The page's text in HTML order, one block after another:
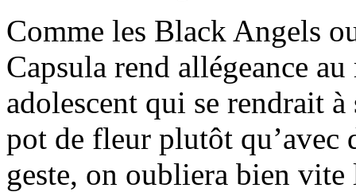
Comme les Black Angels
Capsula rend allégeance
adolescent qui se rendrait
pot de fleur plutôt qu’avec
geste, on oubliera bien